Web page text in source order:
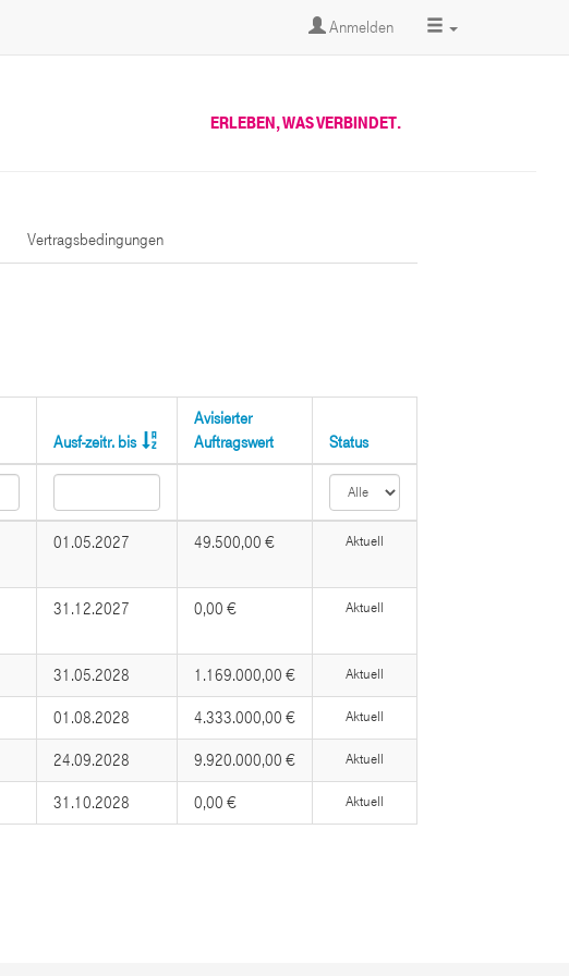
Anmelden
ERLEBEN, WAS VERBINDET.
Vertragsbedingungen
Ausf-zeitr. bis
Avisierter
Auftragswert
Status
01.05.2027 49.500,00 € Aktuell
31.12.2027 0,00 € Aktuell
31.05.2028 1.169.000,00 € Aktuell
01.08.2028 4.333.000,00 € Aktuell
24.09.2028 9.920.000,00 € Aktuell
31.10.2028 0,00 € Aktuell